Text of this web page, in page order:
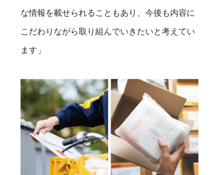
な情報を載せられることもあり、今後も内容に
こだわりながら取り組んでいきたいと考えてい
ます」